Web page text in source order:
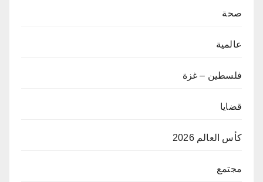
صحة
عالمية
فلسطين – غزة
قضايا
كأس العالم 2026
مجتمع